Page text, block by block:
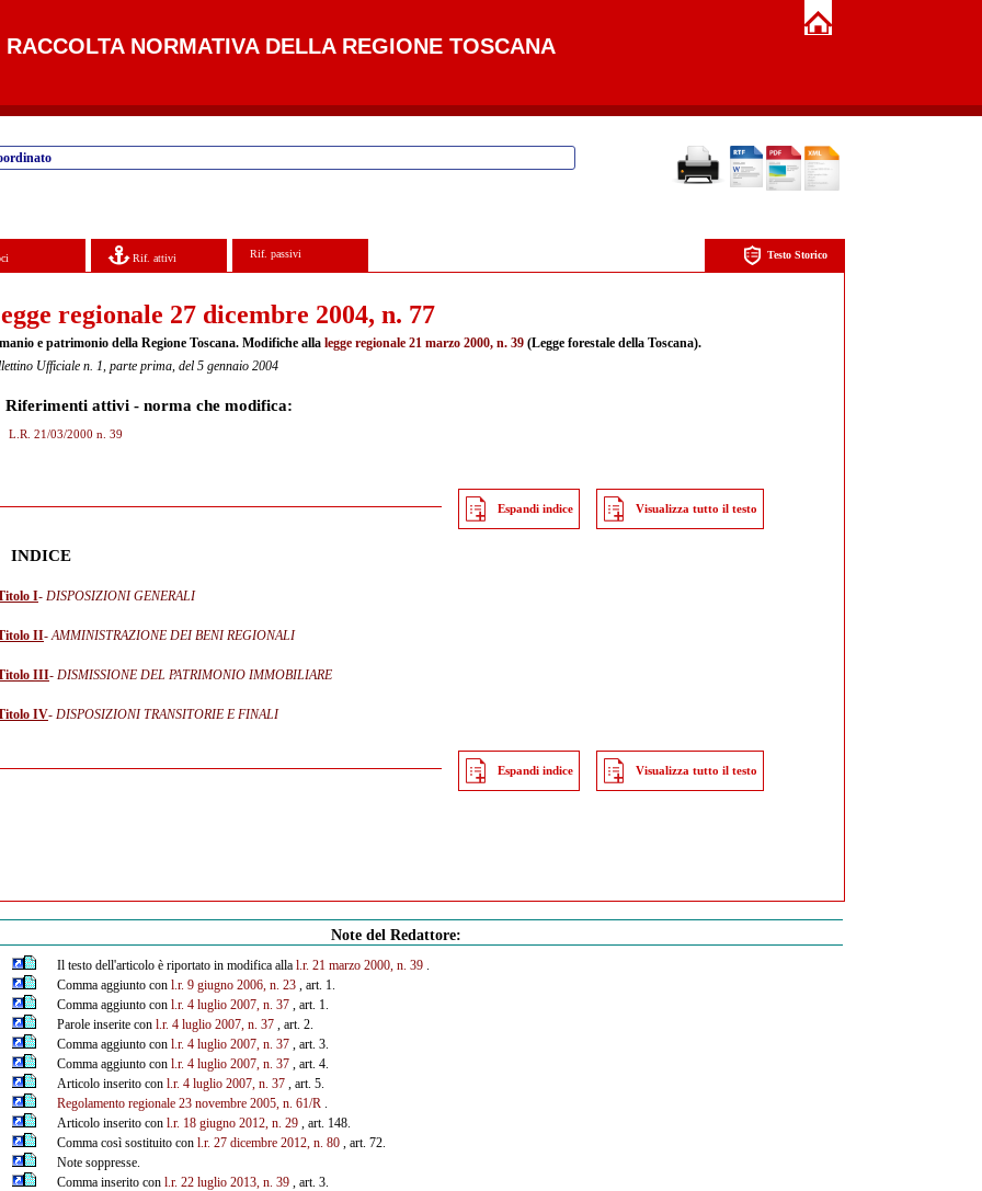
RACCOLTA NORMATIVA DELLA REGIONE TOSCANA
Rif. attivi Rif. passivi Testo Storico
regionale 27 dicembre 2004, n. 77
e patrimonio della Regione Toscana. Modifiche alla legge regionale 21 marzo 2000, n. 39 (Legge forestale della Toscana).
Ufficiale n. 1, parte prima, del 5 gennaio 2004
Riferimenti attivi - norma che modifica:
L.R. 21/03/2000 n. 39
Espandi indice Visualizza tutto il testo
INDICE
I- DISPOSIZIONI GENERALI
II- AMMINISTRAZIONE DEI BENI REGIONALI
III- DISMISSIONE DEL PATRIMONIO IMMOBILIARE
IV- DISPOSIZIONI TRANSITORIE E FINALI
Espandi indice Visualizza tutto il testo
Note del Redattore:
Il testo dell'articolo è riportato in modifica alla l.r. 21 marzo 2000, n. 39.
Comma aggiunto con l.r. 9 giugno 2006, n. 23, art. 1.
Comma aggiunto con l.r. 4 luglio 2007, n. 37, art. 1.
Parole inserite con l.r. 4 luglio 2007, n. 37, art. 2.
Comma aggiunto con l.r. 4 luglio 2007, n. 37, art. 3.
Comma aggiunto con l.r. 4 luglio 2007, n. 37, art. 4.
Articolo inserito con l.r. 4 luglio 2007, n. 37, art. 5.
Regolamento regionale 23 novembre 2005, n. 61/R.
Articolo inserito con l.r. 18 giugno 2012, n. 29, art. 148.
Comma così sostituito con l.r. 27 dicembre 2012, n. 80, art. 72.
Note soppresse.
Comma inserito con l.r. 22 luglio 2013, n. 39, art. 3.